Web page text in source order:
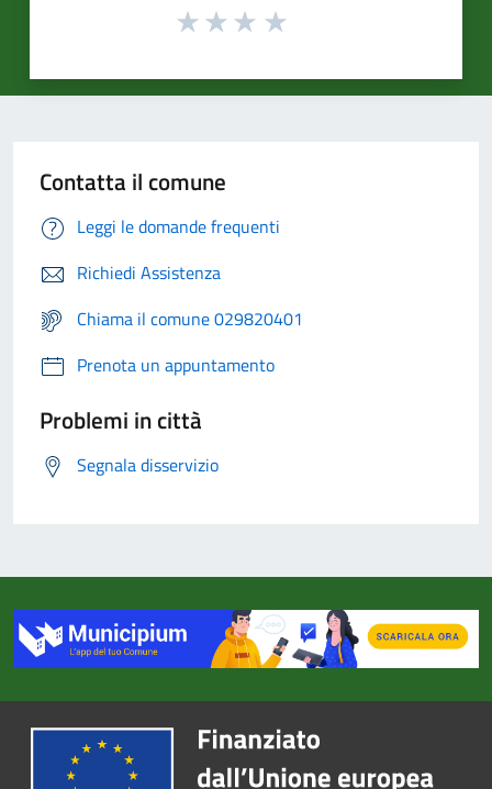
Contatta il comune
Leggi le domande frequenti
Richiedi Assistenza
Chiama il comune 029820401
Prenota un appuntamento
Problemi in città
Segnala disservizio